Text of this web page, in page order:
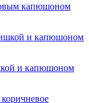
капюшоном
и капюшоном